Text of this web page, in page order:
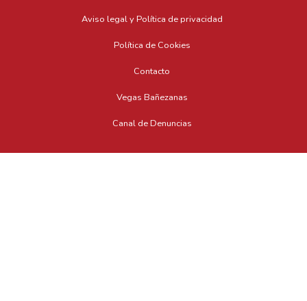
Aviso legal y Política de privacidad
Política de Cookies
Contacto
Vegas Bañezanas
Canal de Denuncias